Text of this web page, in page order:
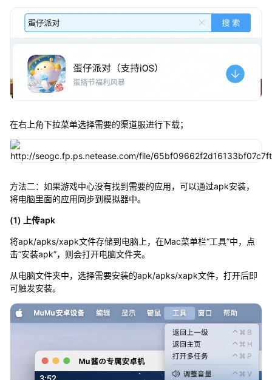
在右上角下拉菜单选择需要的渠道服进行下载；
方法二：如果游戏中心没有找到需要的应用，可以通过apk安装，
将电脑里面的应用同步到模拟器中。
(1) 上传apk
将apk/apks/xapk文件存储到电脑上，在Mac菜单栏“工具”中，点
击“安装apk”，则会打开电脑文件夹。
从电脑文件夹中，选择需要安装的apk/apks/xapk文件，打开后即
可触发安装。